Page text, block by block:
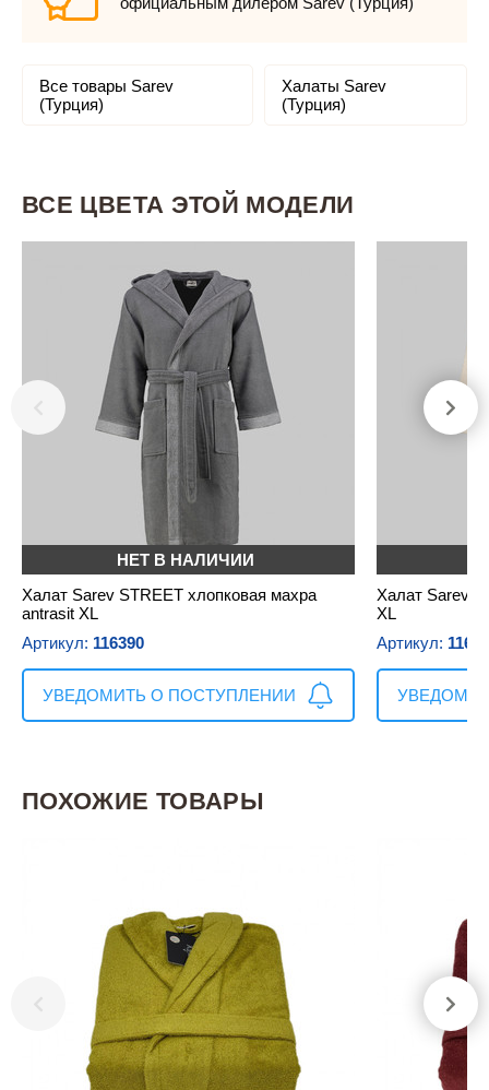
Все товары Sarev
(Турция)
Халаты Sarev
(Турция)
ВСЕ ЦВЕТА ЭТОЙ МОДЕЛИ
НЕТ В НАЛИЧИИ
Халат Sarev STREET хлопковая махра
antrasit XL
Артикул: 116390
УВЕДОМИТЬ О ПОСТУПЛЕНИИ
Халат Sarev
XL
Артикул:
ПОХОЖИЕ ТОВАРЫ